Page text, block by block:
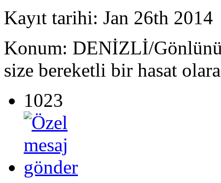
Kayıt tarihi: Jan 26th 2014
Konum: DENİZLİ/
size bereketli bir hasat
1023